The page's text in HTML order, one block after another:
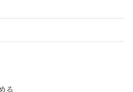
る